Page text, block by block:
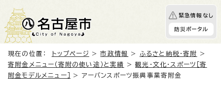
緊急情報なし
防災ポータル
現在の位置： トップページ >市政情報 > ふるさと納税・寄附
>
寄附金メニュー（寄附の使い途）と実績
>観光・文化・スポーツ［寄
附金モデルメニュー］
> アーバンスポーツ振興事業寄附金